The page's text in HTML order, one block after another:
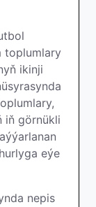
toplumlary
ikinji
iň görnükli
eýe
nepis